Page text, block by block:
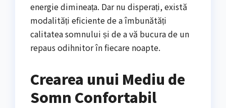
energie dimineața. Dar nu disperați, există
modalități eficiente de a îmbunătăți
calitatea somnului și de a vă bucura de un
repaus odihnitor în fiecare noapte.
Crearea unui Mediu de
Somn Confortabil